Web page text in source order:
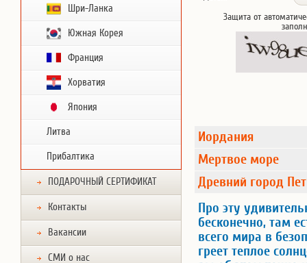
Шри-Ланка
Южная Корея
Франция
Хорватия
Япония
Литва
Прибалтика
ПОДАРОЧНЫЙ СЕРТИФИКАТ
Контакты
Вакансии
СМИ о нас
Защита от
Иордания
Мертвое море
Древний город
Про эту
бесконечно, там
всего мира в
греет теплое